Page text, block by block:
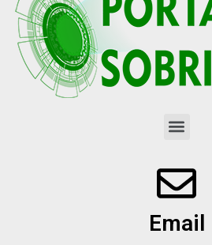
Email